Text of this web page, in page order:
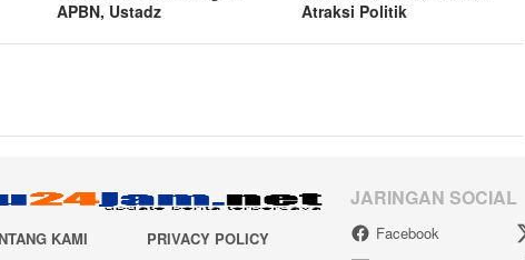
APBN, Ustadz
Atraksi Politik
KAMI
PRIVACY POLICY
JARINGAN SOCIAL
Facebook